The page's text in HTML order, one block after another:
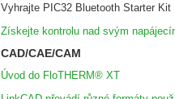
Vyhrajte PIC32 Bluetooth Starter Kit
Získejte kontrolu nad svým
CAD/CAE/CAM
Úvod do FloTHERM® XT